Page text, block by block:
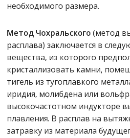
необходимого размера.
Метод Чохральского (метод
расплава) заключается в
вещества, из которого
кристаллизовать камни,
тигель из тугоплавкого
иридия, молибдена или
высокочастотном индукторе
плавления. В расплав на
затравку из материала